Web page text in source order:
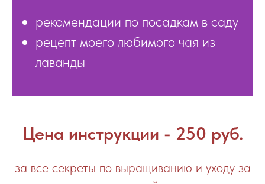
рекомендации по посадкам в саду
рецепт моего любимого чая из
лаванды
Цена инструкции - 250 руб.
за все секреты по выращиванию и уходу за